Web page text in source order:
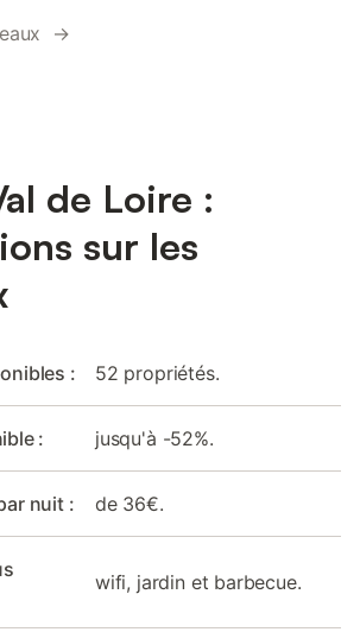
→
de Loire :
sur les
: 52 propriétés.
: jusqu'à -52%.
nuit : de 36€.
wifi, jardin et barbecue.